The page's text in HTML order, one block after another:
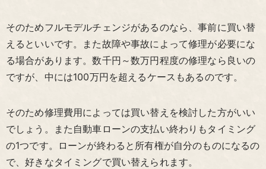
そのためフルモデルチェンジがあるのなら、事前に買い替
えるといいです。また故障や事故によって修理が必要にな
る場合があります。数千円～数万円程度の修理なら良いの
ですが、中には100万円を超えるケースもあるのです。
そのため修理費用によっては買い替えを検討した方がいい
でしょう。また自動車ローンの支払い終わりもタイミング
の1つです。ローンが終わると所有権が自分のものになるの
で、好きなタイミングで買い替えられます。